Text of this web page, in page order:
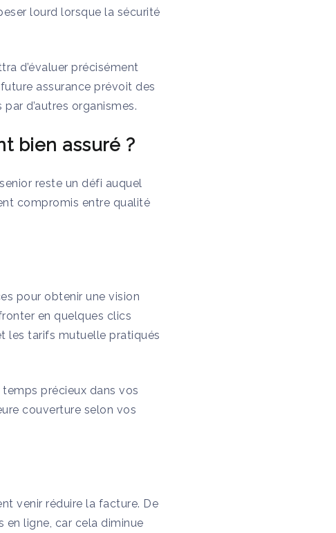
lourd lorsque la sécurité
d’évaluer précisément
assurance prévoit des
d’autres organismes.
bien assuré ?
reste un défi auquel
compromis entre qualité
pour obtenir une vision
en quelques clics
les tarifs mutuelle pratiqués
précieux dans vos
couverture selon vos
venir réduire la facture. De
en ligne, car cela diminue